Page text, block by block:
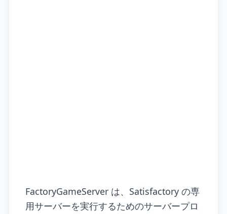
FactoryGameServer は、Satisfactory の専
用サーバーを実行するためのサーバープロ